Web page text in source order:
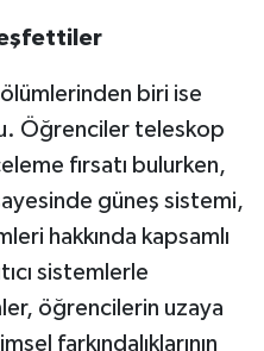
biri ise
Öğrenciler teleskop
fırsatı bulurken,
güneş sistemi,
hakkında kapsamlı
sistemlerle
öğrencilerin uzaya
farkındalıklarının